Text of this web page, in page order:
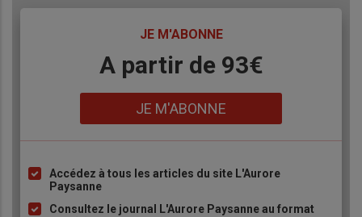
JE M'ABONNE
A partir de 93€
JE M'ABONNE
Liste
puce
Accédez à tous les articles du site L'Aurore
Paysanne
Consultez le journal L'Aurore Paysanne au format